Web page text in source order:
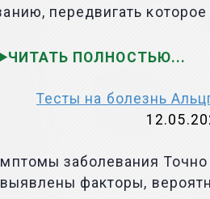
передвигать
ЧИТАТЬ ПОЛНОСТЬЮ
Тесты на болезнь
заболевания
факторы,